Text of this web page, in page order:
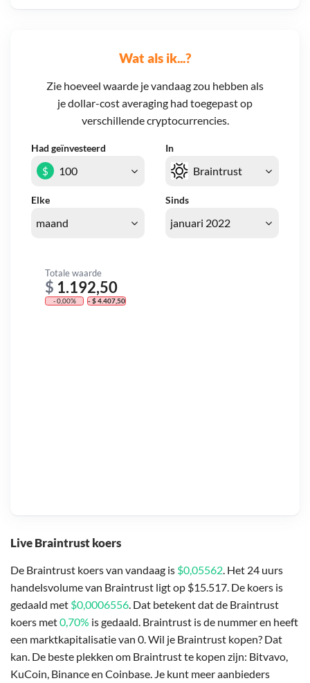
Live Braintrust koers
De Braintrust koers van vandaag is $0,05562 . Het 24 uurs
handelsvolume van Braintrust ligt op $15.517. De koers is
gedaald met $0,0006556 . Dat betekent dat de Braintrust
koers met0,70% is gedaald. Braintrust is de nummer en heeft
een marktkapitalisatie van 0. Wil je Braintrust kopen? Dat
kan. De beste plekken om Braintrust te kopen zijn: Bitvavo,
KuCoin, Binance en Coinbase. Je kunt meer aanbieders
Wat als ik...?
Zie hoeveel waarde je vandaag zou hebben als
je dollar-cost averaging had toegepast op
verschillende cryptocurrencies.
Had geïnvesteerd In
Elke Sinds
$
Totale waarde
$ 1.192,50
- 0,00% - $ 4.407,50